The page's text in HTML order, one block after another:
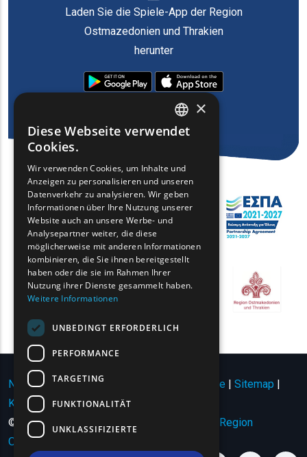
Laden Sie die Spiele-App der Region
Ostmazedonien und Thrakien
herunter
Nutzungsbedingungen | Datenschutzrichtlinie | Sitemap |
Kontakt
© Copyright 2024 - Alle Rechte vorbehalten Region
Ostmazedonien und Thrakien
ENGLISH
FRENCH
BULGARIAN
ROMANIAN
TURKISH
×
Diese Webseite verwendet
Cookies.
Wir verwenden Cookies, um Inhalte und
Anzeigen zu personalisieren und unseren
Datenverkehr zu analysieren. Wir geben
Informationen über Ihre Nutzung unserer
Website auch an unsere Werbe- und
Analysepartner weiter, die diese
möglicherweise mit anderen Informationen
kombinieren, die Sie ihnen bereitgestellt
haben oder die sie im Rahmen Ihrer
Nutzung ihrer Dienste gesammelt haben.
Weitere Informationen
UNBEDINGT ERFORDERLICH
PERFORMANCE
TARGETING
FUNKTIONALITÄT
UNKLASSIFIZIERTE